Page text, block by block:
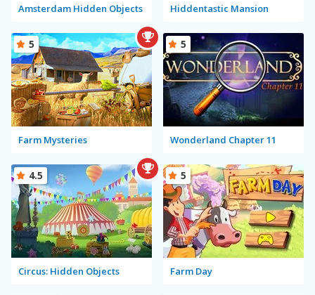
Amsterdam Hidden Objects Hiddentastic Mansion
Farm Mysteries
5
Wonderland Chapter 11
5
Circus: Hidden Objects
4.5
Farm Day
5